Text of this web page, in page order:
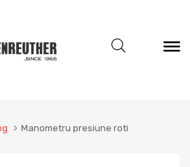
Manometru presiune roti